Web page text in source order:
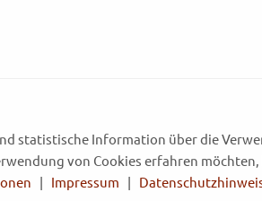
statistische Information über die
von Cookies erfahren
| Impressum |